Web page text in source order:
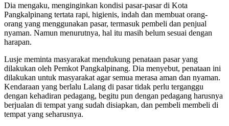
Dia mengaku, menginginkan kondisi pasar-pasar di Kota
Pangkalpinang tertata rapi, higienis, indah dan membuat orang-
orang yang menggunakan pasar, termasuk pembeli dan penjual
nyaman. Namun menurutnya, hal itu masih belum sesuai dengan
harapan.
Lusje meminta masyarakat mendukung penataan pasar yang
dilakukan oleh Pemkot Pangkalpinang. Dia menyebut, penataan ini
dilakukan untuk masyarakat agar semua merasa aman dan nyaman.
Kendaraan yang berlalu Lalang di pasar tidak perlu terganggu
dengan kehadiran pedagang, begitu pun dengan pedagang harusnya
berjualan di tempat yang sudah disiapkan, dan pembeli membeli di
tempat yang seharusnya.